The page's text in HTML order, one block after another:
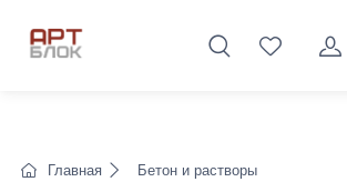
Главная Бетон и растворы